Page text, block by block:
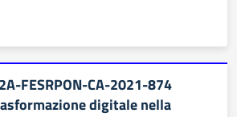
FESRPON-CA-2021-874
digitale nella